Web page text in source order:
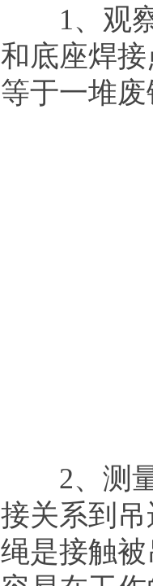
1、观察
和底座焊
等于一堆
2、测量
接关系到
绳是接触